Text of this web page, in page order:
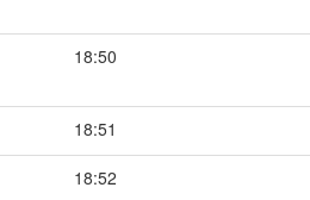
18:50
18:51
18:52